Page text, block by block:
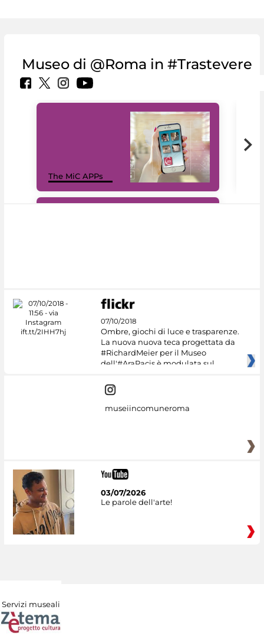
Museo di @Roma in #Trastevere
The MiC APPs
07/10/2018
Ombre, giochi di luce e trasparenze.
La nuova nuova teca progettata da
#RichardMeier per il Museo
dell'#AraPacis è modulata sul
museiincomuneroma
03/07/2026
Le parole dell'arte!
Servizi museali